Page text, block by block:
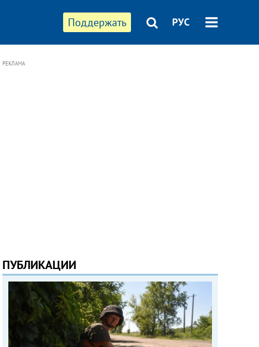
Поддержать РУС
РЕКЛАМА
ПУБЛИКАЦИИ